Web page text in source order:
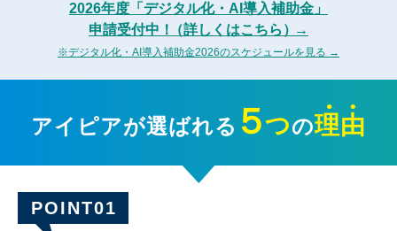
2026年度「デジタル化・AI導入補助金」
申請受付中！ （詳しくはこちら） →
※デジタル化・AI導入補助金2026のスケジュールを見る →
アイピアが選ばれる５つの理由
POINT01